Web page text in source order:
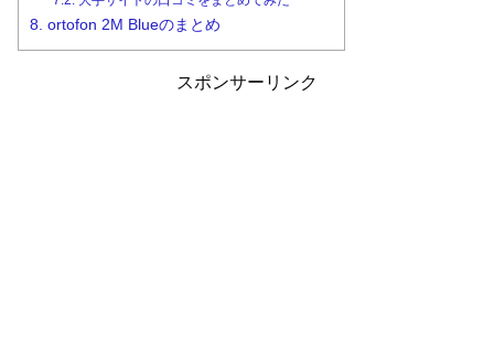
8. ortofon 2M Blueのまとめ
スポンサーリンク